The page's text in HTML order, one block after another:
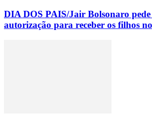
DIA DOS PAIS/Jair Bolsonaro
autorização para receber os filhos